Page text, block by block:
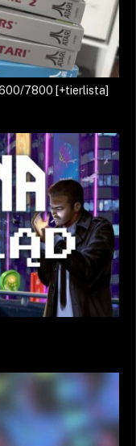
7800 [+tierlista]